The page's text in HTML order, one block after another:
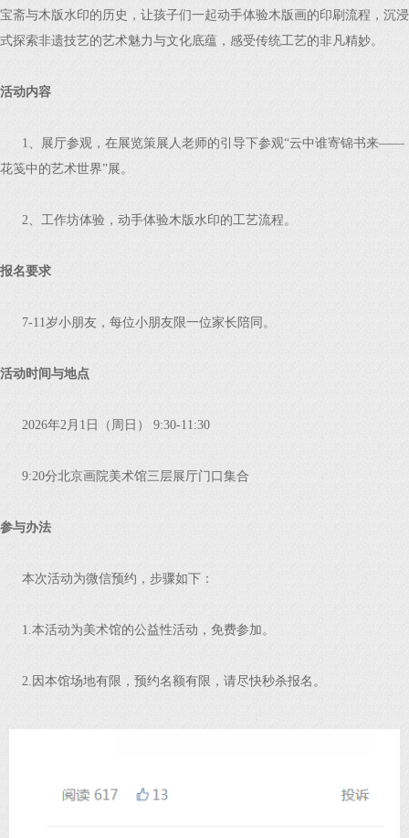
宝斋与木版水印的历史，让孩子们一起动手体验木版画的印刷流程，沉浸
式探索非遗技艺的艺术魅力与文化底蕴，感受传统工艺的非凡精妙。
活动内容
1、展厅参观，在展览策展人老师的引导下参观“云中谁寄锦书来——
花笺中的艺术世界”展。
2、工作坊体验，动手体验木版水印的工艺流程。
报名要求
7-11岁小朋友，每位小朋友限一位家长陪同。
活动时间与地点
2026年2月1日（周日） 9:30-11:30
9:20分北京画院美术馆三层展厅门口集合
参与办法
本次活动为微信预约，步骤如下：
1.本活动为美术馆的公益性活动，免费参加。
2.因本馆场地有限，预约名额有限，请尽快秒杀报名。